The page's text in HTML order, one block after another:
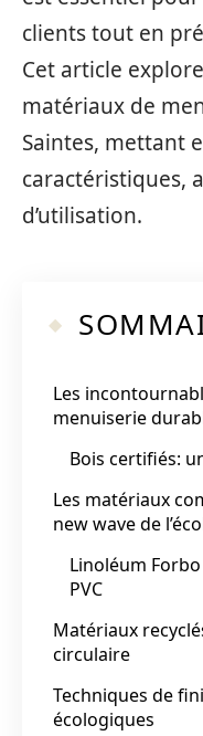
clients tout en
Cet article
matériaux de
Saintes, mettant
caractéristiques,
d’utilisation.
Les
menuiserie
Bois certifiés:
Les matériaux
new wave de
Linoléum
PVC
Matériaux
circulaire
Techniques de
écologiques